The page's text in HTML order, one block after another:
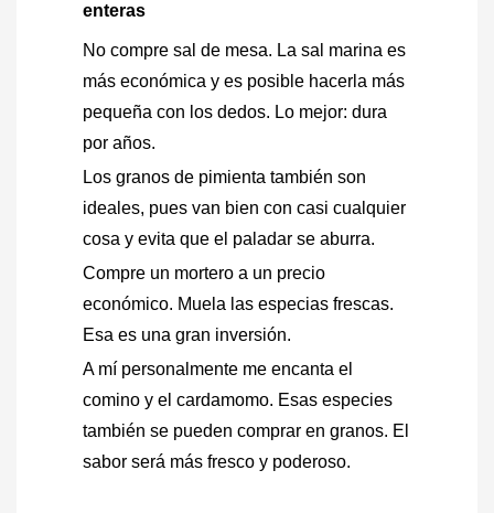
enteras
No compre sal de mesa. La sal marina es
más económica y es posible hacerla más
pequeña con los dedos. Lo mejor: dura
por años.
Los granos de pimienta también son
ideales, pues van bien con casi cualquier
cosa y evita que el paladar se aburra.
Compre un mortero a un precio
económico. Muela las especias frescas.
Esa es una gran inversión.
A mí personalmente me encanta el
comino y el cardamomo. Esas especies
también se pueden comprar en granos. El
sabor será más fresco y poderoso.